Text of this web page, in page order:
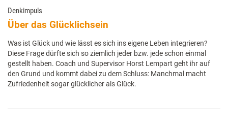
Denkimpuls
Über das Glücklichsein
Was ist Glück und wie lässt es sich ins eigene Leben integrieren?
Diese Frage dürfte sich so ziemlich jeder bzw. jede schon einmal
gestellt haben. Coach und Supervisor Horst Lempart geht ihr auf
den Grund und kommt dabei zu dem Schluss: Manchmal macht
Zufriedenheit sogar glücklicher als Glück.